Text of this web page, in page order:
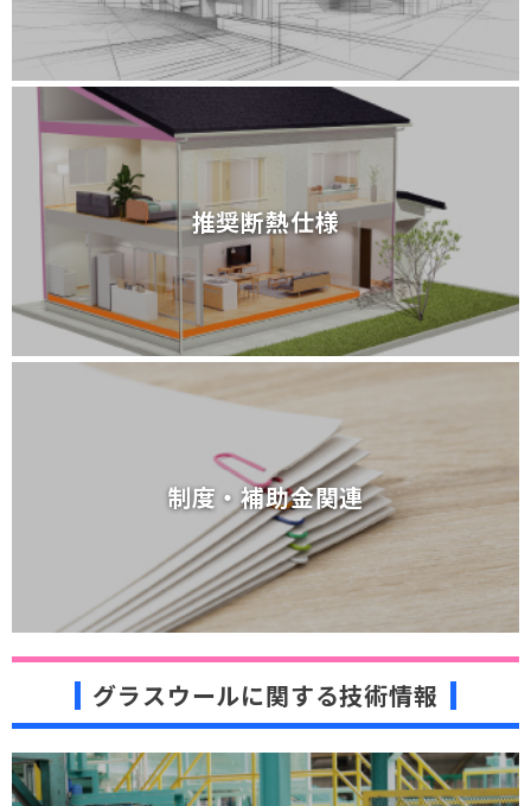
推奨断熱仕様
推奨断熱仕様
制度・補助金関連
制度・補助金関連
グラスウールに関する技術情報